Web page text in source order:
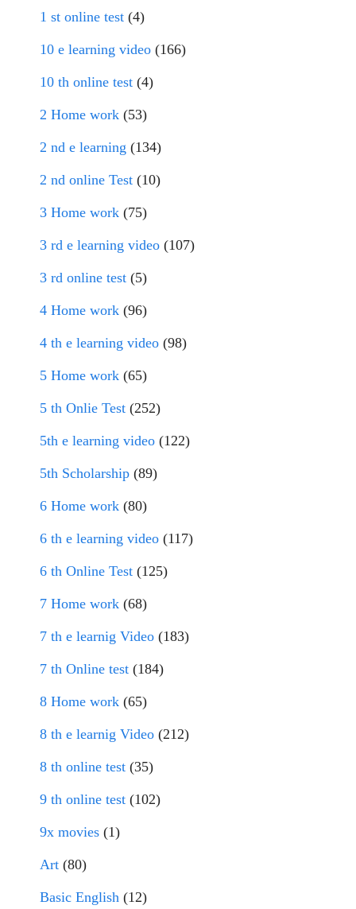
1 st online test (4)
10 e learning video (166)
10 th online test (4)
2 Home work (53)
2 nd e learning (134)
2 nd online Test (10)
3 Home work (75)
3 rd e learning video (107)
3 rd online test (5)
4 Home work (96)
4 th e learning video (98)
5 Home work (65)
5 th Onlie Test (252)
5th e learning video (122)
5th Scholarship (89)
6 Home work (80)
6 th e learning video (117)
6 th Online Test (125)
7 Home work (68)
7 th e learnig Video (183)
7 th Online test (184)
8 Home work (65)
8 th e learnig Video (212)
8 th online test (35)
9 th online test (102)
9x movies (1)
Art (80)
Basic English (12)